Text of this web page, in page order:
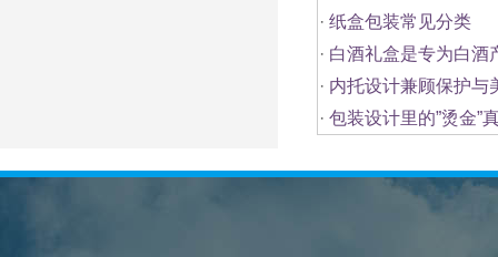
· 纸盒包装常见分类
· 白酒礼盒是专为白酒
· 内托设计兼顾保护与
· 包装设计里的”烫金”